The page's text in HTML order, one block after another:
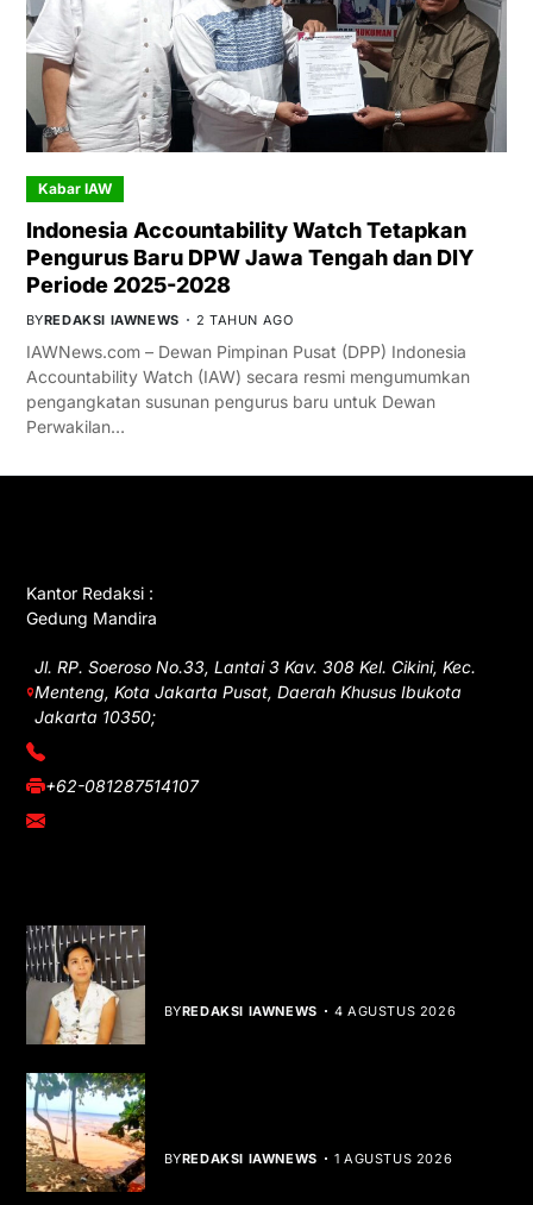
Kabar IAW
Indonesia Accountability Watch Tetapkan
Pengurus Baru DPW Jawa Tengah dan DIY
Periode 2025-2028
BYREDAKSI IAWNEWS 2 TAHUN AGO
IAWNews.com – Dewan Pimpinan Pusat (DPP) Indonesia
Accountability Watch (IAW) secara resmi mengumumkan
pengangkatan susunan pengurus baru untuk Dewan
Perwakilan…
Kantor Redaksi :
Gedung Mandira
Jl. RP. Soeroso No.33, Lantai 3 Kav. 308 Kel. Cikini, Kec.
Menteng, Kota Jakarta Pusat, Daerah Khusus Ibukota
Jakarta 10350;
(021) 3908026
+62-081287514107
adm@iawnews.com
BYREDAKSI IAWNEWS 4 AGUSTUS 2026
BYREDAKSI IAWNEWS 1 AGUSTUS 2026